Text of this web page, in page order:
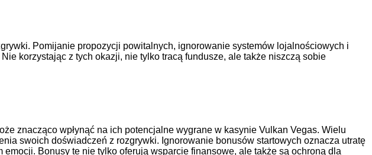
Pomijanie propozycji powitalnych, ignorowanie systemów lojalnościowych i
korzystając z tych okazji, nie tylko tracą fundusze, ale także niszczą sobie
znacząco wpłynąć na ich potencjalne wygrane w kasynie Vulkan Vegas. Wielu
swoich doświadczeń z rozgrywki. Ignorowanie bonusów startowych oznacza utratę
Bonusy te nie tylko oferują wsparcie finansowe, ale także są ochroną dla